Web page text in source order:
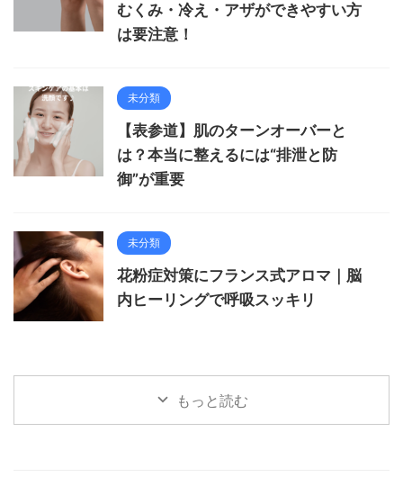
むくみ・冷え・アザができやすい方
は要注意！
未分類
【表参道】肌のターンオーバーと
は？本当に整えるには“排泄と防
御”が重要
未分類
花粉症対策にフランス式アロマ｜脳
内ヒーリングで呼吸スッキリ
もっと読む